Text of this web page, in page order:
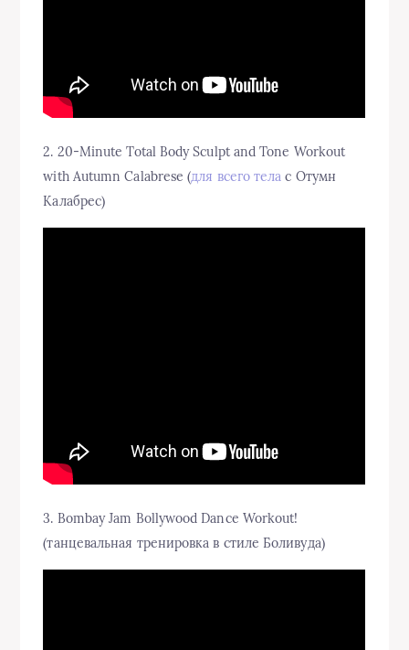
2. 20-Minute Total Body Sculpt and Tone Workout
with Autumn Calabrese (для всего тела с Отумн
Калабрес)
3. Bombay Jam Bollywood Dance Workout!
(танцевальная тренировка в стиле Боливуда)